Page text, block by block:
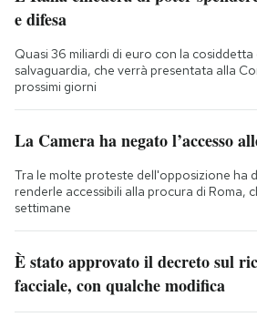
e difesa
Quasi 36 miliardi di euro con la cosiddetta
salvaguardia, che verrà presentata alla
prossimi giorni
La Camera ha negato l’accesso
Tra le molte proteste dell'opposizione ha
renderle accessibili alla procura di Roma,
settimane
È stato approvato il decreto sul
facciale, con qualche modifica